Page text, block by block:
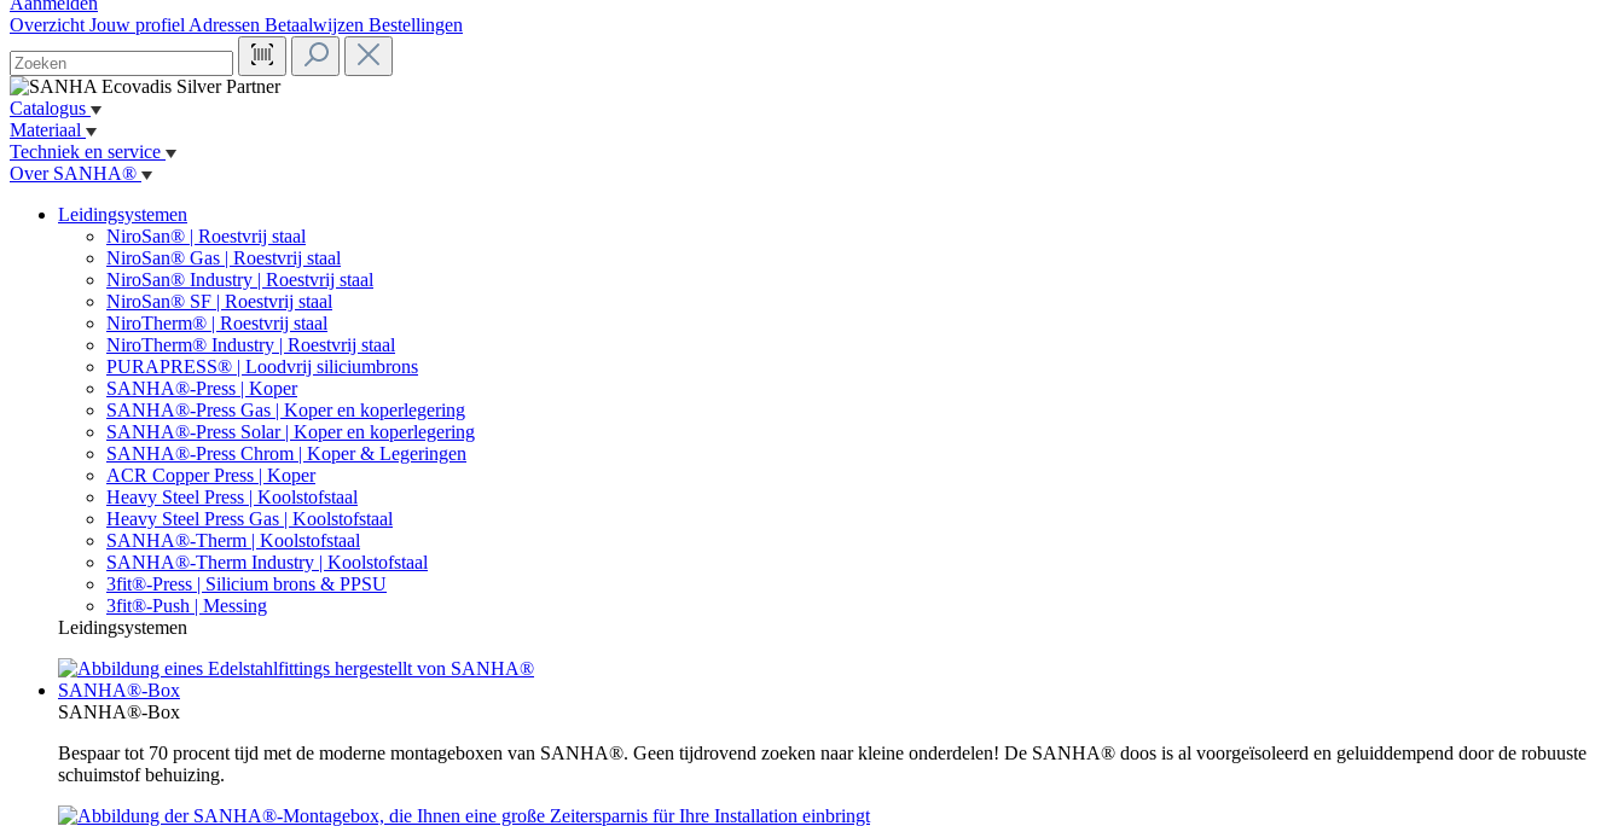
Overzicht Jouw profiel Adressen Betaalwijzen Bestellingen
Catalogus
Materiaal
Techniek en service
Over SANHA®
Leidingsystemen
NiroSan® | Roestvrij staal
NiroSan® Gas | Roestvrij staal
NiroSan® Industry | Roestvrij staal
NiroSan® SF | Roestvrij staal
NiroTherm® | Roestvrij staal
NiroTherm® Industry | Roestvrij staal
PURAPRESS® | Loodvrij siliciumbrons
SANHA®-Press | Koper
SANHA®-Press Gas | Koper en koperlegering
SANHA®-Press Solar | Koper en koperlegering
SANHA®-Press Chrom | Koper & Legeringen
ACR Copper Press | Koper
Heavy Steel Press | Koolstofstaal
Heavy Steel Press Gas | Koolstofstaal
SANHA®-Therm | Koolstofstaal
SANHA®-Therm Industry | Koolstofstaal
3fit®-Press | Silicium brons & PPSU
3fit®-Push | Messing
Leidingsystemen
SANHA®-Box
SANHA®-Box
Bespaar tot 70 procent tijd met de moderne montageboxen van SANHA®. Geen tijdrovend zoeken naar kleine onderdelen! De SANHA® doos is al voorgeïsoleerd en geluiddempend door de robuuste
schuimstof behuizing.